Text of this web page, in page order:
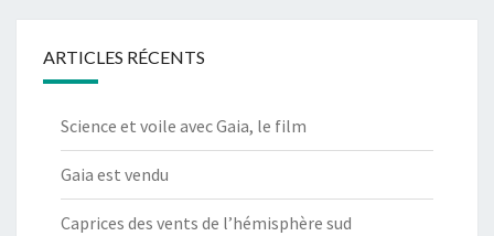
ARTICLES RÉCENTS
Science et voile avec Gaia, le film
Gaia est vendu
Caprices des vents de l’hémisphère sud